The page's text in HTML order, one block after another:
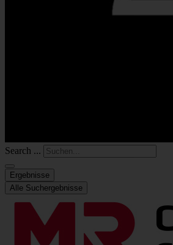
Search ...
Ergebnisse
Alle Suchergebnisse